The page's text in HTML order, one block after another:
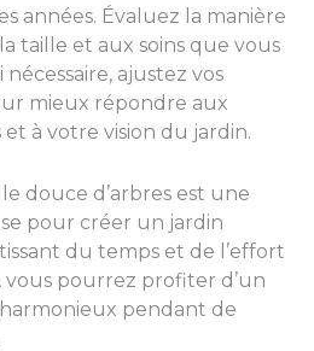
années. Évaluez la manière
taille et aux soins que vous
nécessaire, ajustez vos
mieux répondre aux
et à votre vision du jardin.
douce d’arbres est une
pour créer un jardin
du temps et de l’effort
vous pourrez profiter d’un
pendant de